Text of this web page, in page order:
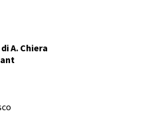
A. Chiera